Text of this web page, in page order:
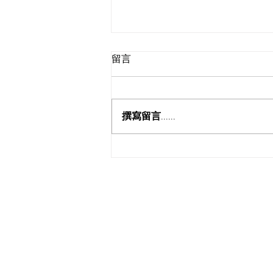
巾帼不让须眉
留言
撰寫留言......